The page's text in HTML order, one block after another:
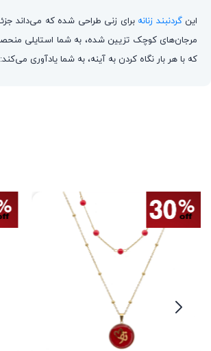
اینگردنبند زنانه برای زنی طراحی شده که می‌داند
مرجان‌های کوچک تزیین شده، به شما استایلی
که با هر بار نگاه کردن به آینه، به شما یادآوری